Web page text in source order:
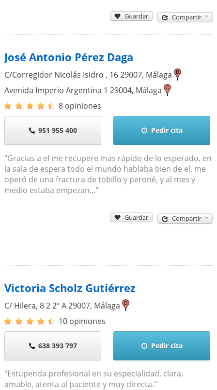
Guardar Compartir
José Antonio Pérez Daga
C/Corregidor Nicolás Isidro , 1629007, Málaga
Avenida Imperio Argentina 1 29004, Málaga
8 opiniones
951 955 400 Pedir cita
"Gracias a el me recupere mas rápido de lo esperado, en
la sala de espera todo el mundo hablaba bien de el, me
operó de una fractura de tobillo y peroné, y al mes y
medio estaba empezan..."
Guardar Compartir
Victoria Scholz Gutiérrez
C/ Hilera, 8 2 2º A29007, Málaga
10 opiniones
638 393 797 Pedir cita
"Estupenda profesional en su especialidad, clara,
amable, atenta al paciente y muy directa."